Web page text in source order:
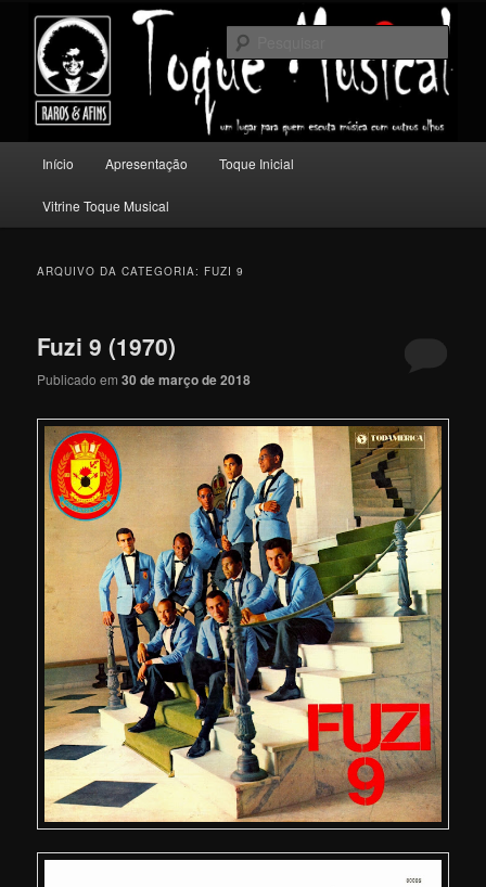
conteúdo
principal
conteúdo
secundário
Toque Musical
Um lugar para quem escuta música com outros olhos.
principal
Início Apresentação Toque Inicial
Vitrine Toque Musical
ARQUIVO DA CATEGORIA: FUZI 9
Fuzi 9 (1970)
Publicado em30 de março de 2018